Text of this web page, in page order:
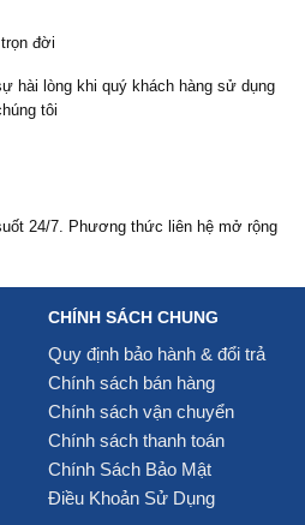
đời
hài lòng khi quý khách hàng sử dụng
tôi
24/7. Phương thức liên hệ mở rộng
CHÍNH SÁCH CHUNG
Quy định bảo hành & đổi trả
Chính sách bán hàng
Chính sách vận chuyển
Chính sách thanh toán
Chính Sách Bảo Mật
Điều Khoản Sử Dụng